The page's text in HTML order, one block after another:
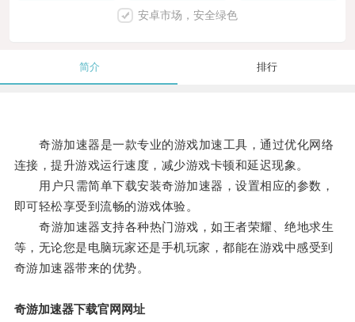
安卓市场，安全绿色
简介 排行
奇游加速器是一款专业的游戏加速工具，通过优化网络
连接，提升游戏运行速度，减少游戏卡顿和延迟现象。
用户只需简单下载安装奇游加速器，设置相应的参数，
即可轻松享受到流畅的游戏体验。
奇游加速器支持各种热门游戏，如王者荣耀、绝地求生
等，无论您是电脑玩家还是手机玩家，都能在游戏中感受到
奇游加速器带来的优势。
奇游加速器下载官网网址